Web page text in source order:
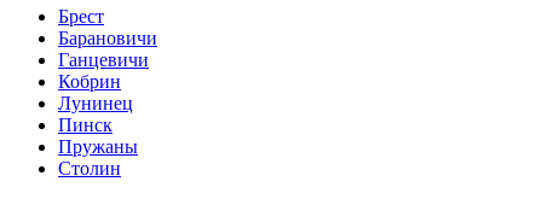
Брест
Барановичи
Ганцевичи
Кобрин
Лунинец
Пинск
Пружаны
Столин